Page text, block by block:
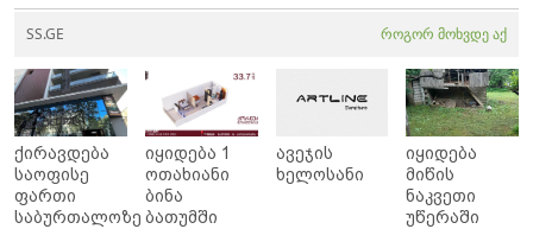
SS.GE როგორ მოხვდე აქ
ქირავდება
საოფისე
ფართი
საბურთალოზე
იყიდება 1
ოთახიანი
ბინა
ბათუმში
ავეჯის
ხელოსანი
იყიდება
მიწის
ნაკვეთი
უწერაში